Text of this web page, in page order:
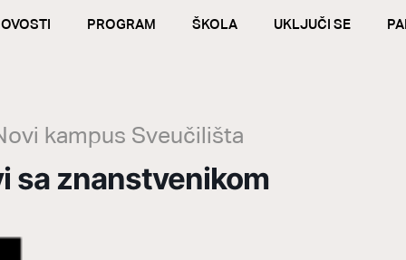
PROGRAM ŠKOLA UKLJUČI SE
kampus Sveučilišta
sa znanstvenikom